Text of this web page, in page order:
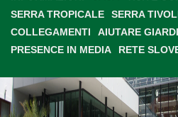
SERRA TROPICALE
SERRA
COLLEGAMENTI
AIUTARE
PRESENCE IN MEDIA
RETE